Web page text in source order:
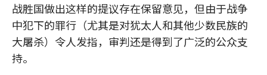
战胜国做出这样的提议存在保留意见，但由于战争
中犯下的罪行（尤其是对犹太人和其他少数民族的
大屠杀）令人发指，审判还是得到了广泛的公众支
持。